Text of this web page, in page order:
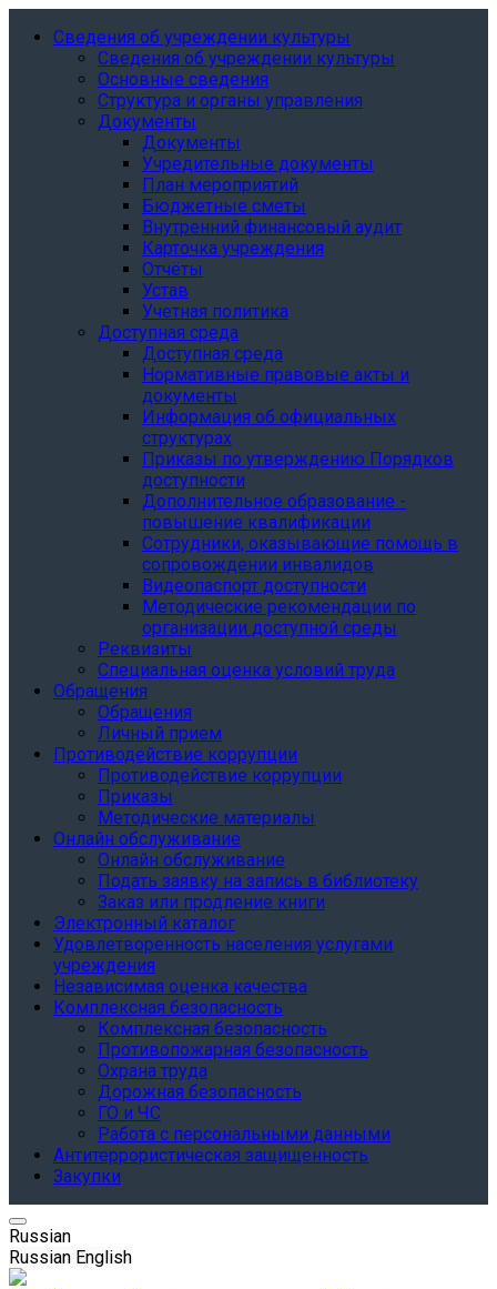
Сведения об учреждении культуры
Сведения об учреждении культуры
Основные сведения
Структура и органы управления
Документы
Документы
Учредительные документы
План мероприятий
Бюджетные сметы
Внутренний финансовый аудит
Карточка учреждения
Отчёты
Устав
Учетная политика
Доступная среда
Доступная среда
Нормативные правовые акты и
документы
Информация об официальных
структурах
Приказы по утверждению Порядков
доступности
Дополнительное образование -
повышение квалификации
Сотрудники, оказывающие помощь в
сопровождении инвалидов
Видеопаспорт доступности
Методические рекомендации по
организации доступной среды
Реквизиты
Специальная оценка условий труда
Обращения
Обращения
Личный прием
Противодействие коррупции
Противодействие коррупции
Приказы
Методические материалы
Онлайн обслуживание
Онлайн обслуживание
Подать заявку на запись в библиотеку
Заказ или продление книги
Электронный каталог
Удовлетворенность населения услугами
учреждения
Независимая оценка качества
Комплексная безопасность
Комплексная безопасность
Противопожарная безопасность
Охрана труда
Дорожная безопасность
ГО и ЧС
Работа с персональными данными
Антитеррористическая защищенность
Закупки
Russian
Russian English